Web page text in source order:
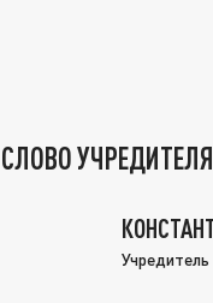
СЛОВО УЧРЕДИТЕЛЯ